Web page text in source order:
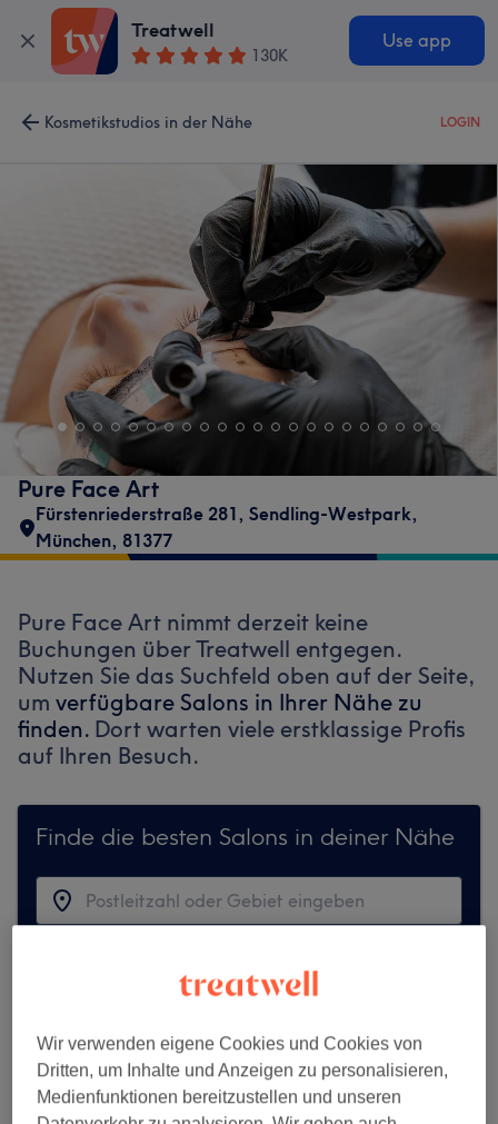
Treatwell
130K
Use app
Kosmetikstudios in der Nähe LOGIN
Pure Face Art
Fürstenriederstraße 281, Sendling-Westpark,
München, 81377
Pure Face Art nimmt derzeit keine
Buchungen über Treatwell entgegen.
Nutzen Sie das Suchfeld oben auf der Seite,
um verfügbare Salons in Ihrer Nähe zu
finden. Dort warten viele erstklassige Profis
auf Ihren Besuch.
Finde die besten Salons in deiner Nähe
Auf Treatwell finden
Mehr Salons anzeigen
Wir verwenden eigene Cookies und Cookies von
Dritten, um Inhalte und Anzeigen zu personalisieren,
Medienfunktionen bereitzustellen und unseren